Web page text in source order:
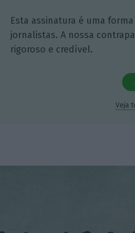
Esta assinatura é uma
jornalistas. A nossa
rigoroso e credível.
Veja